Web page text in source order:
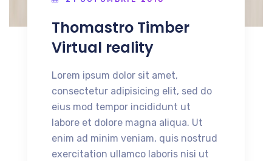
Thomastro Timber
Virtual reality
Lorem ipsum dolor sit amet,
consectetur adipisicing elit, sed do
eius mod tempor incididunt ut
labore et dolore magna aliqua. Ut
enim ad minim veniam, quis nostrud
exercitation ullamco laboris nisi ut